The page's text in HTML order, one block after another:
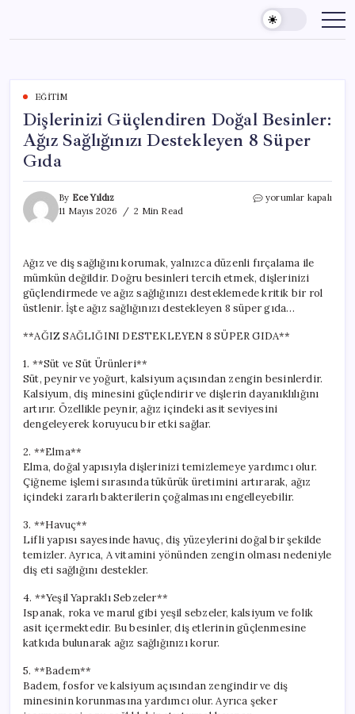
content
EĞITIM
Dişlerinizi Güçlendiren Doğal Besinler:
Ağız Sağlığınızı Destekleyen 8 Süper
Gıda
By Ece Yıldız
11 Mayıs 2026
2 Min Read
Dişlerinizi
Sağlığınızı
Destekleyen
8
Süper
Gıda
için
yorumlar kapalı
Ağız ve diş sağlığını korumak, yalnızca düzenli fırçalama ile
mümkün değildir. Doğru besinleri tercih etmek, dişlerinizi
güçlendirmede ve ağız sağlığınızı desteklemede kritik bir rol
üstlenir. İşte ağız sağlığınızı destekleyen 8 süper gıda…
**AĞIZ SAĞLIĞINI DESTEKLEYEN 8 SÜPER GIDA**
1. **Süt ve Süt Ürünleri**
Süt, peynir ve yoğurt, kalsiyum açısından zengin besinlerdir.
Kalsiyum, diş minesini güçlendirir ve dişlerin dayanıklılığını
artırır. Özellikle peynir, ağız içindeki asit seviyesini
dengeleyerek koruyucu bir etki sağlar.
2. **Elma**
Elma, doğal yapısıyla dişlerinizi temizlemeye yardımcı olur.
Çiğneme işlemi sırasında tükürük üretimini artırarak, ağız
içindeki zararlı bakterilerin çoğalmasını engelleyebilir.
3. **Havuç**
Lifli yapısı sayesinde havuç, diş yüzeylerini doğal bir şekilde
temizler. Ayrıca, A vitamini yönünden zengin olması nedeniyle
diş eti sağlığını destekler.
4. **Yeşil Yapraklı Sebzeler**
Ispanak, roka ve marul gibi yeşil sebzeler, kalsiyum ve folik
asit içermektedir. Bu besinler, diş etlerinin güçlenmesine
katkıda bulunarak ağız sağlığınızı korur.
5. **Badem**
Badem, fosfor ve kalsiyum açısından zengindir ve diş
minesinin korunmasına yardımcı olur. Ayrıca şeker